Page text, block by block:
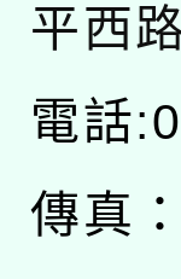
平西
電話
傳真